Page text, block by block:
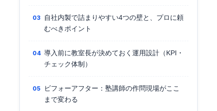
自社内製で詰まりやすい4つの壁と、プロに頼
むべきポイント
導入前に教室長が決めておく運用設計（KPI・
チェック体制）
ビフォーアフター：塾講師の作問現場がここ
まで変わる